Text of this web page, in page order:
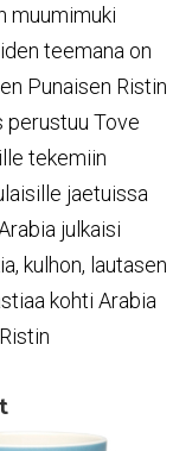
muumimuki
teemana on
Punaisen Ristin
perustuu Tove
tekemiin
jaetuissa
julkaisi
kulhon, lautasen
kohti Arabia